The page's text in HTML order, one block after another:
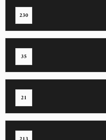
230
35
21